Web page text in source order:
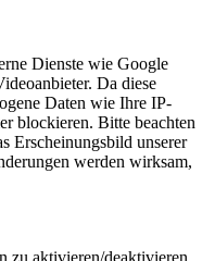
Dienste wie Google
Da diese
Daten wie Ihre IP-
blockieren. Bitte beachten
Erscheinungsbild unserer
werden wirksam,
zu aktivieren/deaktivieren.